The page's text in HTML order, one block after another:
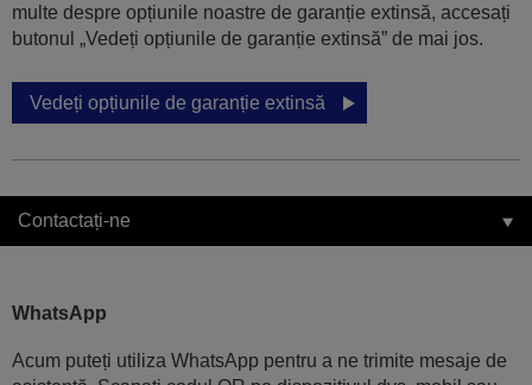
multe despre opțiunile noastre de garanție extinsă, accesați
butonul „Vedeți opțiunile de garanție extinsă” de mai jos.
Vedeți opțiunile de garanție extinsă
Contactați-ne
WhatsApp
Acum puteți utiliza WhatsApp pentru a ne trimite mesaje de